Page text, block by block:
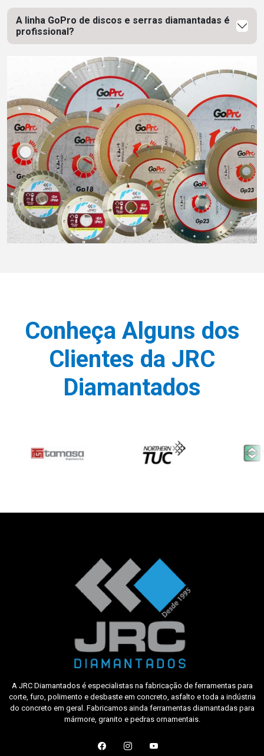
A linha GoPro de discos e serras diamantadas é
profissional?
Conheça Alguns dos
Clientes da JRC
Diamantados
A JRC Diamantados é especialistas na fabricação de ferramentas para
corte, furo, polimento e desbaste em concreto, asfalto e toda a indústria
do concreto em geral. Fabricamos ainda ferramentas diamantadas para
mármore, granito e pedras ornamentais.